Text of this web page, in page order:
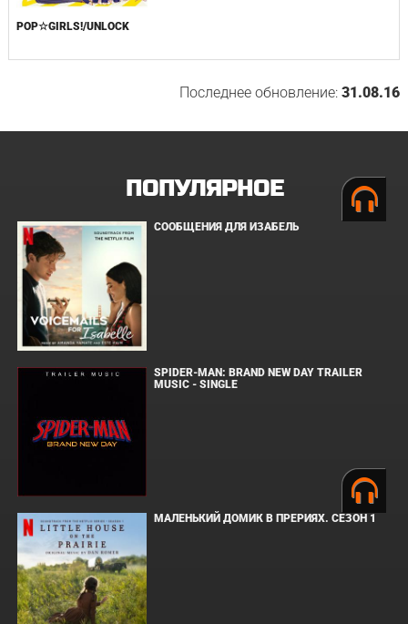
POP☆GIRLS!/UNLOCK
Последнее обновление:31.08.16
ПОПУЛЯРНОЕ
СООБЩЕНИЯ ДЛЯ ИЗАБЕЛЬ
SPIDER-MAN: BRAND NEW DAY TRAILER
MUSIC - SINGLE
МАЛЕНЬКИЙ ДОМИК В ПРЕРИЯХ. СЕЗОН 1